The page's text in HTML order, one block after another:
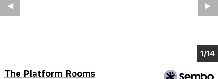
1/10
▶︎
◀︎
The Platform Rooms